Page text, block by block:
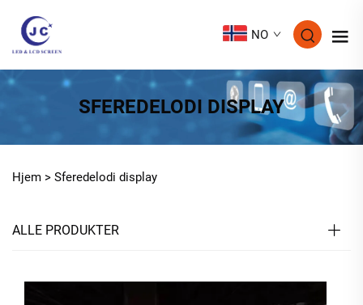
NO
SFEREDELODI DISPLAY
Hjem > Sferedelodi display
ALLE PRODUKTER